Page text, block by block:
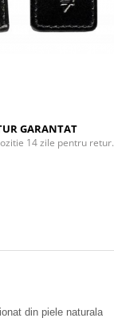
GARANTAT
14 zile pentru retur.
din piele naturala